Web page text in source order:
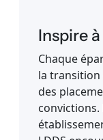
Inspire
Chaque
la
des